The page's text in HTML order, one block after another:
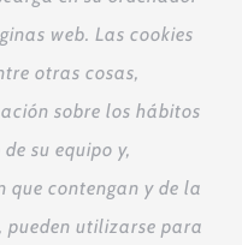
web. Las cookies
otras cosas,
sobre los hábitos
su equipo y,
que contengan y de la
pueden utilizarse para